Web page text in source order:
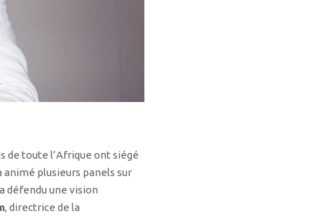
de toute l’Afrique ont siégé
animé plusieurs panels sur
a défendu une vision
, directrice de la